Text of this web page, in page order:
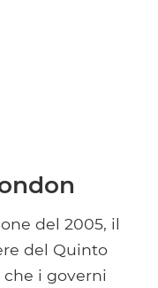
del 2005, il
del Quinto
i governi